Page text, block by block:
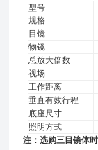
型号
规格
目镜
物镜
总放大倍数
视场
工作距离
垂直有效行程
底座尺寸
照明方式
注：选购三目镜体